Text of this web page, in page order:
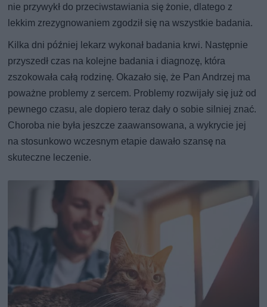
nie przywykł do przeciwstawiania się żonie, dlatego z
lekkim zrezygnowaniem zgodził się na wszystkie badania.
Kilka dni później lekarz wykonał badania krwi. Następnie
przyszedł czas na kolejne badania i diagnozę, która
zszokowała całą rodzinę. Okazało się, że Pan Andrzej ma
poważne problemy z sercem. Problemy rozwijały się już od
pewnego czasu, ale dopiero teraz dały o sobie silniej znać.
Choroba nie była jeszcze zaawansowana, a wykrycie jej
na stosunkowo wczesnym etapie dawało szansę na
skuteczne leczenie.